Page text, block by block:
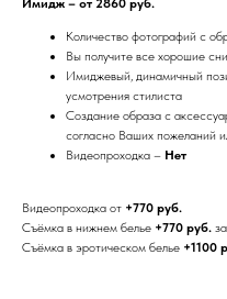
Имидж – от 2860 руб.
Количество фотографий с
Вы получите все хорошие
Имиджевый, динамичный
усмотрения стилиста
Создание образа с
согласно Ваших пожеланий
Видеопроходка – Нет
Видеопроходка от +770 руб.
Съёмка в нижнем белье +770 руб.
Съёмка в эротическом белье +1100